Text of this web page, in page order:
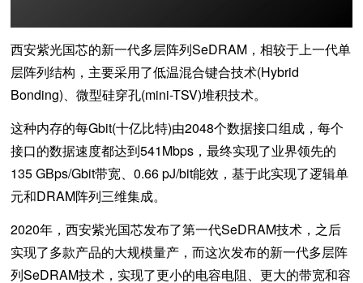
西安紫光国芯的新一代多层阵列SeDRAM，相较于上一代单
层阵列结构，主要采用了低温混合键合技术(Hybrid
Bonding)、微型硅穿孔(mini-TSV)堆积技术。
这种内存的每Gbit(十亿比特)由2048个数据接口组成，每个
接口的数据速度都达到541Mbps，最终实现了业界领先的
135 GBps/Gbit带宽、0.66 pJ/bit能效，基于此实现了逻辑单
元和DRAM阵列三维集成。
2020年，西安紫光国芯发布了第一代SeDRAM技术，之后
实现了多款产品的大规模量产，而这次发布的新一代多层阵
列SeDRAM技术，实现了更小的电容电阻、更大的带宽和容